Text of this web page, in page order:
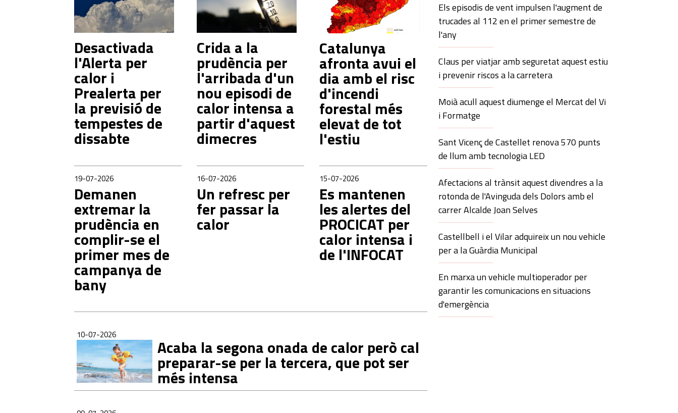
Desactivada
l'Alerta per
calor i
Prealerta per
la previsió de
tempestes de
dissabte
Crida a la
prudència per
l'arribada d'un
nou episodi de
calor intensa a
partir d'aquest
dimecres
Catalunya
afronta avui el
dia amb el risc
d'incendi
forestal més
elevat de tot
l'estiu
19-07-2026
Demanen
extremar la
prudència en
complir-se el
primer mes de
campanya de
bany
16-07-2026
Un refresc per
fer passar la
calor
15-07-2026
Es mantenen
les alertes del
PROCICAT per
calor intensa i
de l'INFOCAT
10-07-2026
Acaba la segona onada de calor però cal
preparar-se per la tercera, que pot ser
més intensa
Els episodis de vent impulsen l'augment de
trucades al 112 en el primer semestre de
l'any
Claus per viatjar amb seguretat aquest estiu
i prevenir riscos a la carretera
Moià acull aquest diumenge el Mercat del Vi
i Formatge
Sant Vicenç de Castellet renova 570 punts
de llum amb tecnologia LED
Afectacions al trànsit aquest divendres a la
rotonda de l'Avinguda dels Dolors amb el
carrer Alcalde Joan Selves
Castellbell i el Vilar adquireix un nou vehicle
per a la Guàrdia Municipal
En marxa un vehicle multioperador per
garantir les comunicacions en situacions
d'emergència